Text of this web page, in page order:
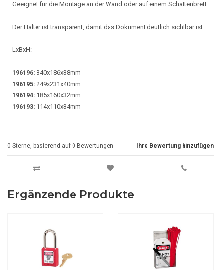
Geeignet für die Montage an der Wand oder auf einem Schattenbrett.
Der Halter ist transparent, damit das Dokument deutlich sichtbar ist.
LxBxH:
196196: 340x186x38mm
196195: 249x231x40mm
196194: 185x160x32mm
196193: 114x110x34mm
Ihre Bewertung hinzufügen
0 Sterne, basierend auf 0 Bewertungen
Ergänzende Produkte